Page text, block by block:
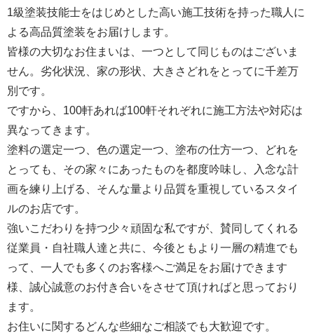
1級塗装技能士をはじめとした高い施工技術を持った職人に
よる高品質塗装をお届けします。
皆様の大切なお住まいは、一つとして同じものはございま
せん。劣化状況、家の形状、大きさどれをとってに千差万
別です。
ですから、100軒あれば100軒それぞれに施工方法や対応は
異なってきます。
塗料の選定一つ、色の選定一つ、塗布の仕方一つ、どれを
とっても、その家々にあったものを都度吟味し、入念な計
画を練り上げる、そんな量より品質を重視しているスタイ
ルのお店です。
強いこだわりを持つ少々頑固な私ですが、賛同してくれる
従業員・自社職人達と共に、今後ともより一層の精進でも
って、一人でも多くのお客様へご満足をお届けできます
様、誠心誠意のお付き合いをさせて頂ければと思っており
ます。
お住いに関するどんな些細なご相談でも大歓迎です。